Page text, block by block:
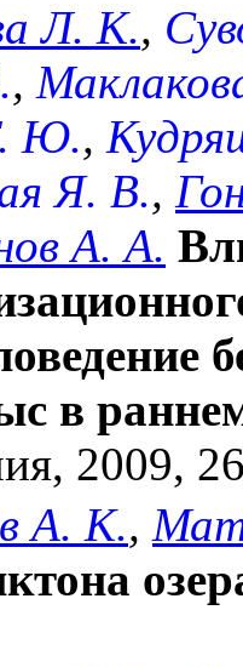
Л. К.,
,
Ю.,
Я. В.,
А. А.
в
2009,
А. К.,